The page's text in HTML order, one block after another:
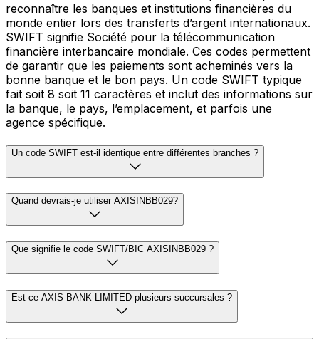
reconnaître les banques et institutions financières du
monde entier lors des transferts d’argent internationaux.
SWIFT signifie Société pour la télécommunication
financière interbancaire mondiale. Ces codes permettent
de garantir que les paiements sont acheminés vers la
bonne banque et le bon pays. Un code SWIFT typique
fait soit 8 soit 11 caractères et inclut des informations sur
la banque, le pays, l’emplacement, et parfois une
agence spécifique.
Un code SWIFT est-il identique entre différentes branches ?
Quand devrais-je utiliser AXISINBB029?
Que signifie le code SWIFT/BIC AXISINBB029 ?
Est-ce AXIS BANK LIMITED plusieurs succursales ?